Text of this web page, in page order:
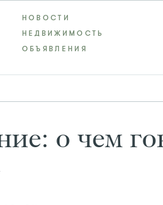
НОВОСТИ
НЕДВИЖИМОСТЬ
ОБЪЯВЛЕНИЯ
о чем